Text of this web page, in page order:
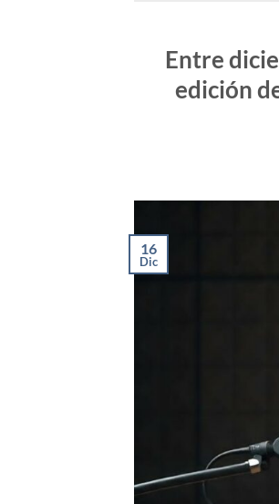
Entre
edición
16
Dic